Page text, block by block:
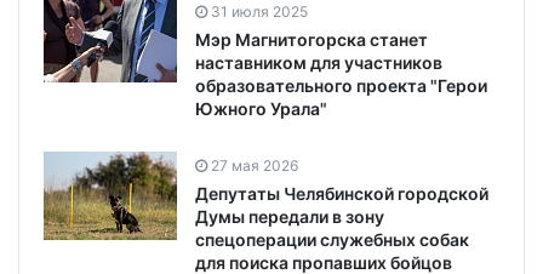
31 июля 2025
Мэр Магнитогорска станет
наставником для участников
образовательного проекта "Герои
Южного Урала"
27 мая 2026
Депутаты Челябинской городской
Думы передали в зону
спецоперации служебных собак
для поиска пропавших бойцов